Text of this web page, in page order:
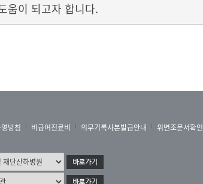
움이 되고자 합니다.
방침 비급여진료비 의무기록사본발급안내 위변조문서확인